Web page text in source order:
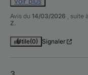
Avis du 14/03/2026 , suite
Z.
Utile(0) Signaler